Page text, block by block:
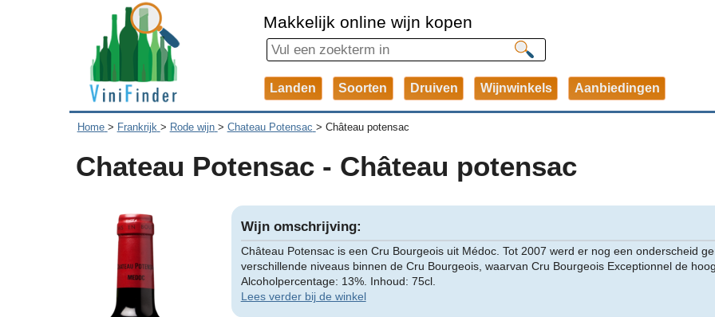
Makkelijk online wijn kopen
Landen Soorten Druiven Wijnwinkels Aanbiedingen
Home > Frankrijk > Rode wijn > Chateau Potensac > Château potensac
Chateau Potensac - Château potensac
Wijn omschrijving:
Château Potensac is een Cru Bourgeois uit Médoc. Tot 2007 werd er nog een onderscheid
verschillende niveaus binnen de Cru Bourgeois, waarvan Cru Bourgeois Exceptionnel de
Alcoholpercentage: 13%. Inhoud: 75cl.
Lees verder bij de winkel